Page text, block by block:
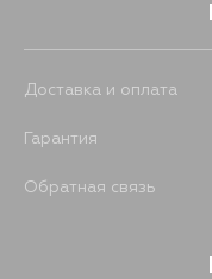
17 августа
Доставка и оплата
Гарантия
Обратная связь